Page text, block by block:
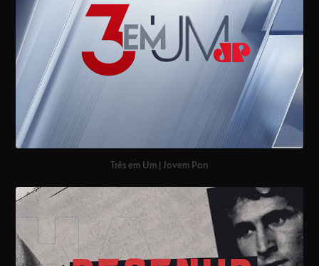
Três em Um | Jovem Pan